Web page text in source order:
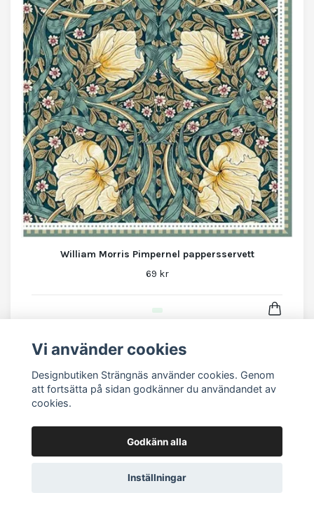
William Morris Pimpernel pappersservett
69 kr
Vi använder cookies
Designbutiken Strängnäs använder cookies. Genom
att fortsätta på sidan godkänner du användandet av
cookies.
Godkänn alla
Inställningar